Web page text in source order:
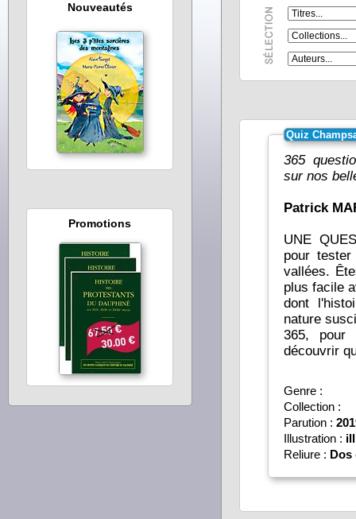
Quiz
365
sur nos
Patrick
UNE
pour
vallées. Êtes-vous d’humeur à jouer ? Rien de
plus facile
dont
nature
365, pour
Genre :
Collection :
Parution :
Illustration :
Reliure : Dos
Nouveautés
Promotions